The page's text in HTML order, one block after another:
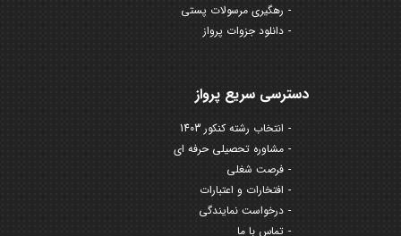
رهگیری مرسولات پستی
دانلود جزوات پرواز
دسترسی سریع پرواز
انتخاب رشته کنکور 1403
مشاوره تحصیلی حرفه ای
فرصت شغلی
افتخارات و اعتبارات
درخواست نمایندگی
تماس با ما